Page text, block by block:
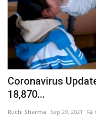
Coronavirus
18,870...
Ruchi Sharma Sep 29, 2021